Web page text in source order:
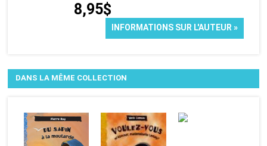
8,95$
INFORMATIONS SUR L'AUTEUR »
DANS LA MÊME COLLECTION